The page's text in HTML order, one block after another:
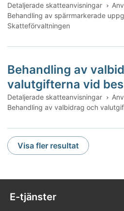
Detaljerade skatteanvisningar
Behandling av spärrmarkerade
Skatteförvaltningen
Behandling av
valutgifterna vid
Detaljerade skatteanvisningar
Behandling av valbidrag och
search/page:
1
Visa fler resultat
E-tjänster